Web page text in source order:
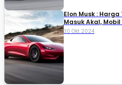
Elon Musk :
Masuk Akal,
30 Okt 2024